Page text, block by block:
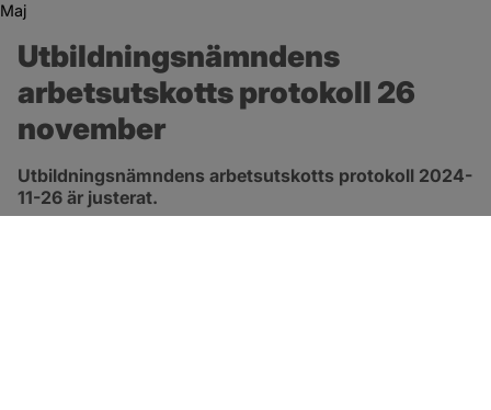
Maj
Utbildningsnämndens
arbetsutskotts protokoll 26
november
Utbildningsnämndens arbetsutskotts protokoll 2024-
11-26 är justerat.